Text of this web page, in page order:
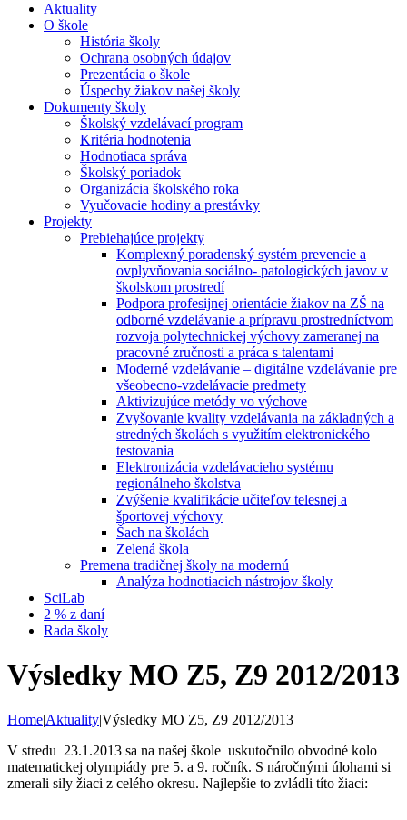
Aktuality
O škole
História školy
Ochrana osobných údajov
Prezentácia o škole
Úspechy žiakov našej školy
Dokumenty školy
Školský vzdelávací program
Kritéria hodnotenia
Hodnotiaca správa
Školský poriadok
Organizácia školského roka
Vyučovacie hodiny a prestávky
Projekty
Prebiehajúce projekty
Komplexný poradenský systém prevencie a
ovplyvňovania sociálno- patologických javov v
školskom prostredí
Podpora profesijnej orientácie žiakov na ZŠ na
odborné vzdelávanie a prípravu prostredníctvom
rozvoja polytechnickej výchovy zameranej na
pracovné zručnosti a práca s talentami
Moderné vzdelávanie – digitálne vzdelávanie pre
všeobecno-vzdelávacie predmety
Aktivizujúce metódy vo výchove
Zvyšovanie kvality vzdelávania na základných a
stredných školách s využitím elektronického
testovania
Elektronizácia vzdelávacieho systému
regionálneho školstva
Zvýšenie kvalifikácie učiteľov telesnej a
športovej výchovy
Šach na školách
Zelená škola
Premena tradičnej školy na modernú
Analýza hodnotiacich nástrojov školy
SciLab
2 % z daní
Rada školy
Výsledky MO Z5, Z9 2012/2013
Home|Aktuality|Výsledky MO Z5, Z9 2012/2013
V stredu 23.1.2013 sa na našej škole uskutočnilo obvodné kolo
matematickej olympiády pre 5. a 9. ročník. S náročnými úlohami si
zmerali sily žiaci z celého okresu. Najlepšie to zvládli títo žiaci: